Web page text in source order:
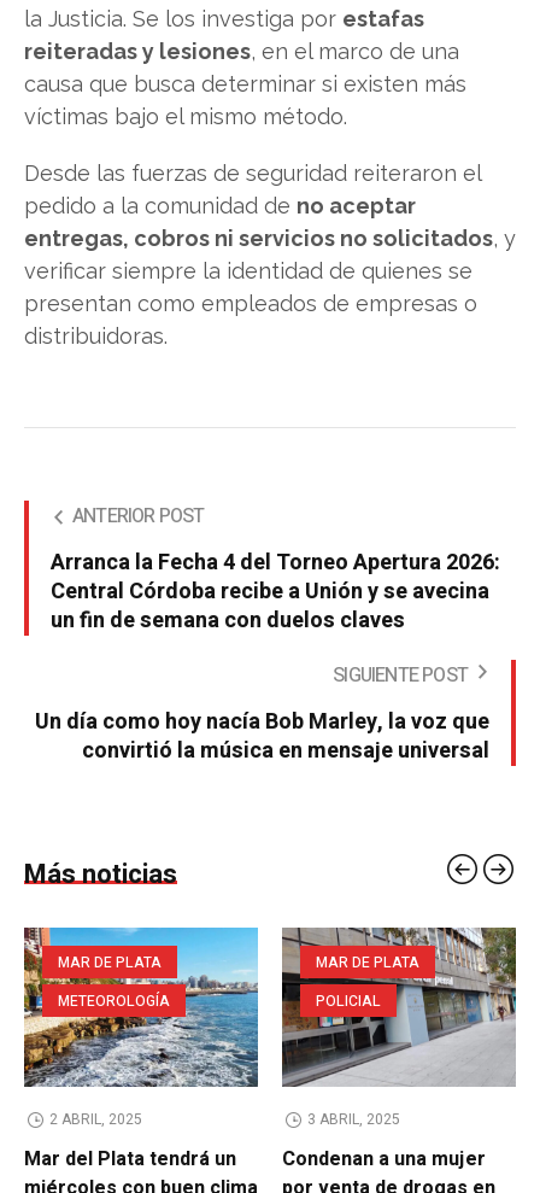
la Justicia. Se los investiga por estafas
reiteradas y lesiones, en el marco de una
causa que busca determinar si existen más
víctimas bajo el mismo método.
Desde las fuerzas de seguridad reiteraron el
pedido a la comunidad de no aceptar
entregas, cobros ni servicios no solicitados, y
verificar siempre la identidad de quienes se
presentan como empleados de empresas o
distribuidoras.
ANTERIOR POST
Arranca la Fecha 4 del Torneo Apertura 2026:
Central Córdoba recibe a Unión y se avecina
un fin de semana con duelos claves
SIGUIENTE POST
Un día como hoy nacía Bob Marley, la voz que
convirtió la música en mensaje universal
Más noticias
MAR DE PLATA
METEOROLOGÍA
2 ABRIL, 2025
Mar del Plata tendrá un
MAR DE PLATA
POLICIAL
3 ABRIL, 2025
Condenan a una mujer